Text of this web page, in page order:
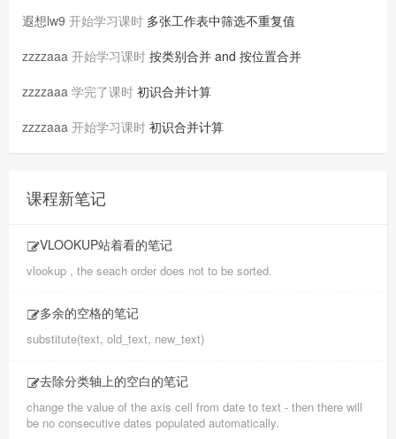
遐想lw9 开始学习课时 多张工作表中筛选不重复值
zzzzaaa 开始学习课时 按类别合并 and 按位置合并
zzzzaaa 学完了课时 初识合并计算
zzzzaaa 开始学习课时 初识合并计算
课程新笔记
VLOOKUP站着看的笔记
vlookup , the seach order does not to be sorted.
多余的空格的笔记
substitute(text, old_text, new_text)
去除分类轴上的空白的笔记
change the value of the axis cell from date to text - then there will
be no consecutive dates populated automatically.